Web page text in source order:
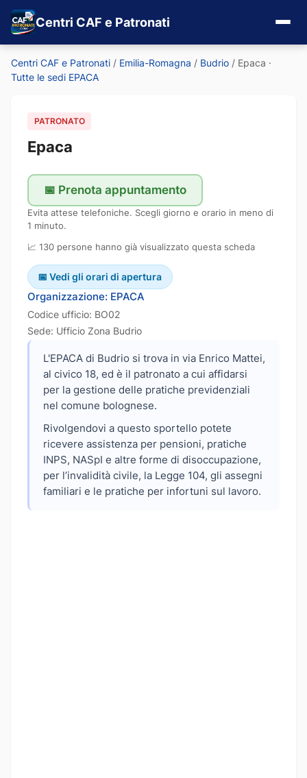
Centri CAF e Patronati
Centri CAF e Patronati / Emilia-Romagna / Budrio / Epaca ·
Tutte le sedi EPACA
PATRONATO
Epaca
📅 Prenota appuntamento
Evita attese telefoniche. Scegli giorno e orario in meno di
1 minuto.
📈 130 persone hanno già visualizzato questa scheda
📅 Vedi gli orari di apertura
Organizzazione: EPACA
Codice ufficio: BO02
Sede: Ufficio Zona Budrio
L'EPACA di Budrio si trova in via Enrico Mattei,
al civico 18, ed è il patronato a cui affidarsi
per la gestione delle pratiche previdenziali
nel comune bolognese.
Rivolgendovi a questo sportello potete
ricevere assistenza per pensioni, pratiche
INPS, NASpI e altre forme di disoccupazione,
per l’invalidità civile, la Legge 104, gli assegni
familiari e le pratiche per infortuni sul lavoro.